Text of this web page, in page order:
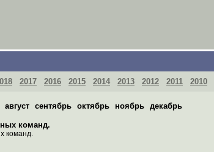
2017 2016 2015 2014 2013 2012 2011 2010
август сентябрь октябрь ноябрь декабрь
команд.
команд.